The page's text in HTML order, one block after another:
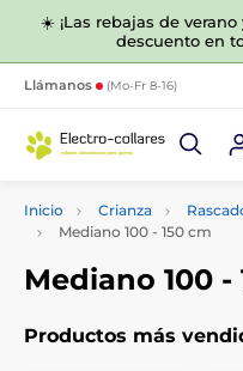
☀️ ¡Las rebajas de
descuento en
Llámanos (Mo-Fr 8-16)
Inicio Crianza
Mediano 100 - 150 cm
Mediano 100 -
Productos más